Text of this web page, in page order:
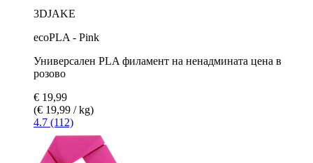
3DJAKE
ecoPLA - Pink
Универсален PLA филамент на ненадмината цена в
розово
€ 19,99
(€ 19,99 / kg)
4.7 (112)